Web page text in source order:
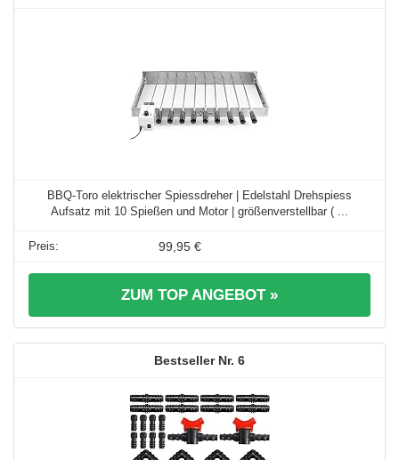
BBQ-Toro elektrischer Spiessdreher | Edelstahl Drehspiess
Aufsatz mit 10 Spießen und Motor | größenverstellbar ( ...
99,95 €
ZUM TOP ANGEBOT »
6